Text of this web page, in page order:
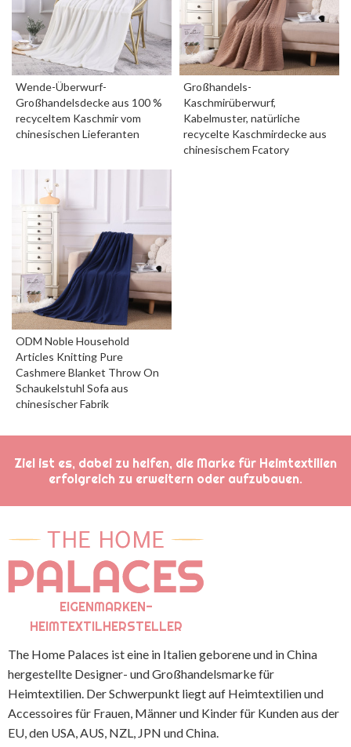
Wende-Überwurf-
Großhandelsdecke aus 100 %
recyceltem Kaschmir vom
chinesischen Lieferanten
Großhandels-
Kaschmirüberwurf,
Kabelmuster, natürliche
recycelte Kaschmirdecke aus
chinesischem Fcatory
ODM Noble Household
Articles Knitting Pure
Cashmere Blanket Throw On
Schaukelstuhl Sofa aus
chinesischer Fabrik
Ziel ist es, dabei zu helfen, die Marke für Heimtextilien
erfolgreich zu erweitern oder aufzubauen.
EIGENMARKEN-
HEIMTEXTILHERSTELLER
The Home Palaces ist eine in Italien geborene und in China
hergestellte Designer- und Großhandelsmarke für
Heimtextilien. Der Schwerpunkt liegt auf Heimtextilien und
Accessoires für Frauen, Männer und Kinder für Kunden aus der
EU, den USA, AUS, NZL, JPN und China.